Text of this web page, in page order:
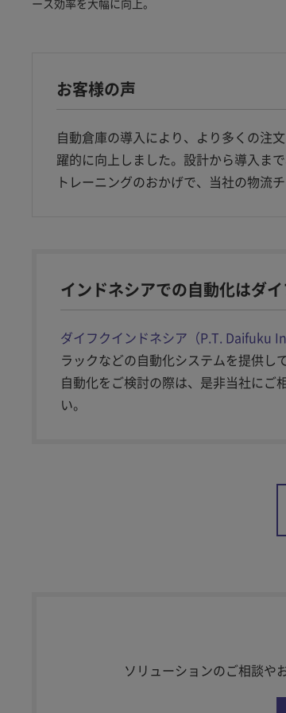
お客様の声
自動倉庫の導入により、より多くの注
躍的に向上しました。設計から導入ま
トレーニングのおかげで、当社の物流
インドネシアでの自動化はダ
ダイフクインドネシア（P.T. Daifuku
ラックなどの自動化システムを提供し
自動化をご検討の際は、是非当社にご
い。
ソリューションのご相談や